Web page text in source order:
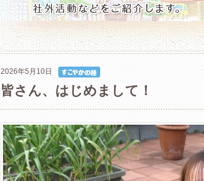
2026年5月10日
皆さん、はじめまして！